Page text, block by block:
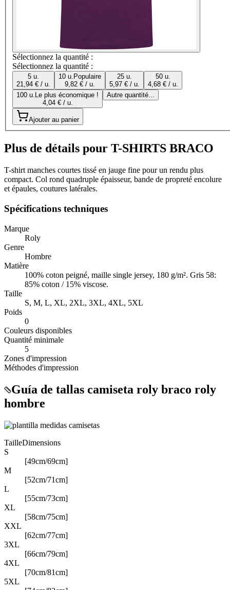
Sélectionnez la quantité :
Sélectionnez la quantité :
5 u.
21,94 € / u.
10 u. Populaire
9,82 € / u.
25 u.
5,97 € / u.
50 u.
4,68 € / u.
100 u. Le plus économique !
4,04 € / u.
Autre quantité...
Ajouter au panier
Plus de détails pour T-SHIRTS BRACO
T-shirt manches courtes tissé en jauge fine pour un rendu plus
compact. Col rond quadruple épaisseur, bande de propreté encolure
et épaules, coutures latérales.
Spécifications techniques
Marque
Roly
Genre
Hombre
Matière
100% coton peigné, maille single jersey, 180 g/m². Gris 58:
85% coton / 15% viscose.
Taille
S, M, L, XL, 2XL, 3XL, 4XL, 5XL
Poids
0
Couleurs disponibles
Quantité minimale
5
Zones d'impression
Méthodes d'impression
Guía de tallas camiseta roly braco roly
hombre
TailleDimensions
S
[49cm/69cm]
M
[52cm/71cm]
L
[55cm/73cm]
XL
[58cm/75cm]
XXL
[62cm/77cm]
3XL
[66cm/79cm]
4XL
[70cm/81cm]
5XL